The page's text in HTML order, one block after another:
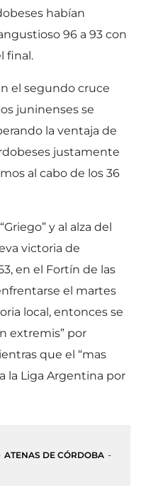
habían
96 a 93 con
final.
el segundo cruce
juninenses se
la ventaja de
justamente
al cabo de los 36
y al alza del
victoria de
en el Fortín de las
el martes
local, entonces se
extremis” por
que el “mas
la Liga Argentina por
ATENAS DE CÓRDOBA